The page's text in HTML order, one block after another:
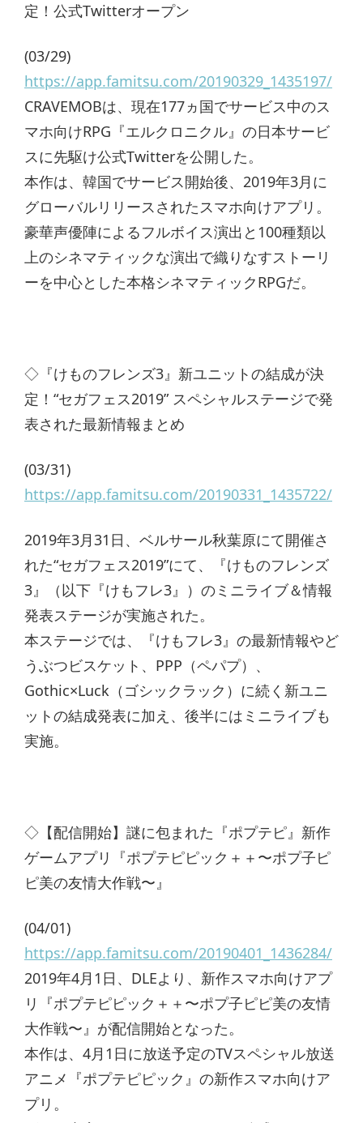
定！公式Twitterオープン
(03/29)
https://app.famitsu.com/20190329_1435197/
CRAVEMOBは、現在177ヵ国でサービス中のス
マホ向けRPG『エルクロニクル』の日本サービ
スに先駆け公式Twitterを公開した。
本作は、韓国でサービス開始後、2019年3月に
グローバルリリースされたスマホ向けアプリ。
豪華声優陣によるフルボイス演出と100種類以
上のシネマティックな演出で織りなすストーリ
ーを中心とした本格シネマティックRPGだ。
◇『けものフレンズ3』新ユニットの結成が決
定！“セガフェス2019” スペシャルステージで発
表された最新情報まとめ
(03/31)
https://app.famitsu.com/20190331_1435722/
2019年3月31日、ベルサール秋葉原にて開催さ
れた“セガフェス2019”にて、『けものフレンズ
3』（以下『けもフレ3』）のミニライブ＆情報
発表ステージが実施された。
本ステージでは、『けもフレ3』の最新情報やど
うぶつビスケット、PPP（ペパプ）、
Gothic×Luck（ゴシックラック）に続く新ユニ
ットの結成発表に加え、後半にはミニライブも
実施。
◇【配信開始】謎に包まれた『ポプテピ』新作
ゲームアプリ『ポプテピピック＋＋〜ポプ子ピ
ピ美の友情大作戦〜』
(04/01)
https://app.famitsu.com/20190401_1436284/
2019年4月1日、DLEより、新作スマホ向けアプ
リ『ポプテピピック＋＋〜ポプ子ピピ美の友情
大作戦〜』が配信開始となった。
本作は、4月1日に放送予定のTVスペシャル放送
アニメ『ポプテピピック』の新作スマホ向けア
プリ。